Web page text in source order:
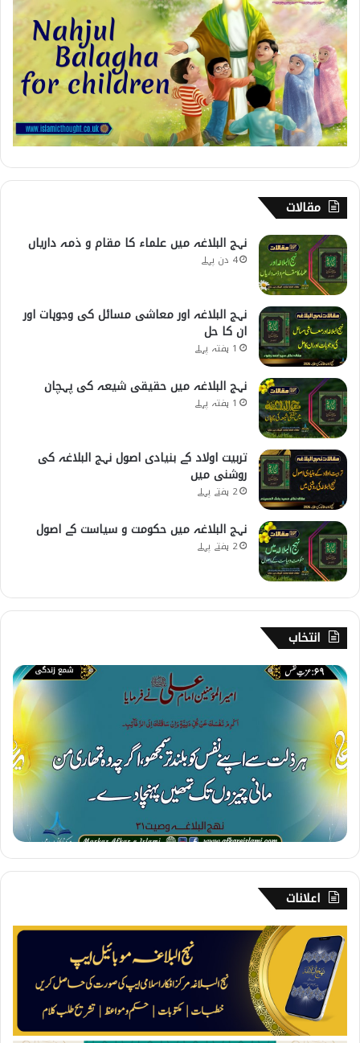
مقالات
نہج البلاغہ میں علماء کا مقام و ذمہ داریاں
4 دن پہلے
نہج البلاغہ اور معاشی مسائل کی وجوہات اور
ان کا حل
1 ہفتہ پہلے
نہج البلاغہ میں حقیقی شیعہ کی پہچان
1 ہفتہ پہلے
تربیت اولاد کے بنیادی اصول نہج البلاغہ کی
روشنی میں
2 ہفتے پہلے
نہج البلاغہ میں حکومت و سیاست کے اصول
2 ہفتے پہلے
انتخاب
6
9
۔
ع
ز
ت
ن
ف
س
اعلانات